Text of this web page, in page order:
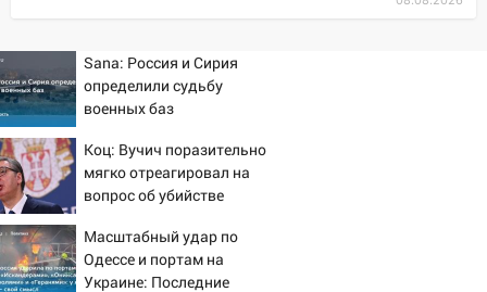
14:26
Жители Ульяновска сами
пытаются расчистить ливнёвки, не
дождавшись коммунальщиков
14:16
Шторм продолжает ломать город:
на улице Любови Шевцовой рухнул
светофор
14:14
Студента из Ульяновска обманули
мошенники под видом преподавателя
Sana: Россия и Сирия
определили судьбу
военных баз
Коц: Вучич поразительно
мягко отреагировал на
вопрос об убийстве
Масштабный удар по
Одессе и портам на
Украине: Последние